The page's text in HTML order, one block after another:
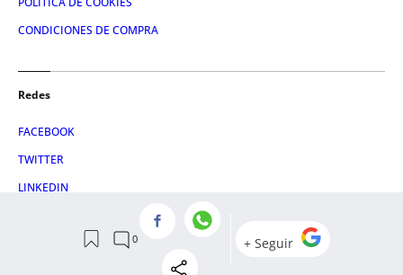
CONDICIONES DE COMPRA
Redes
FACEBOOK
TWITTER
LINKEDIN